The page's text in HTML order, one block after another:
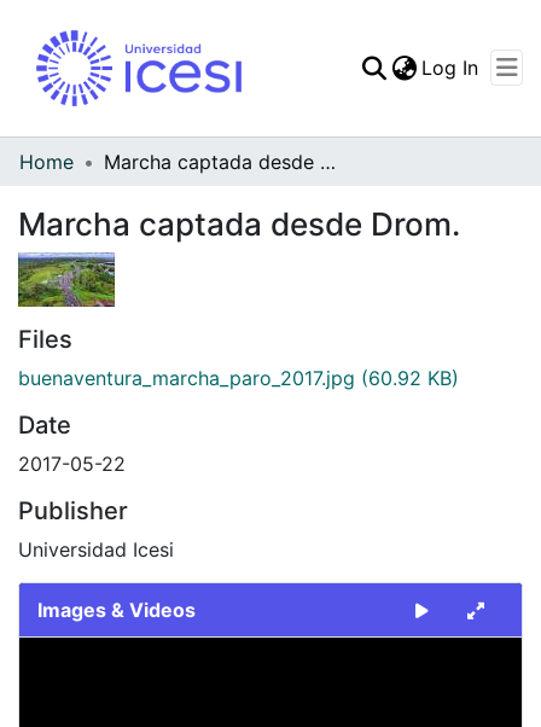
Log In
Home Marcha captada desde Drom.
Marcha captada desde Drom.
Files
buenaventura_marcha_paro_2017.jpg (60.92 KB)
Date
2017-05-22
Publisher
Universidad Icesi
Images & Videos